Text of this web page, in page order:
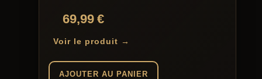
69,99€
Voir le produit →
AJOUTER AU PANIER